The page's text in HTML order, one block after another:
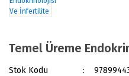
Temel Üreme
Stok Kodu